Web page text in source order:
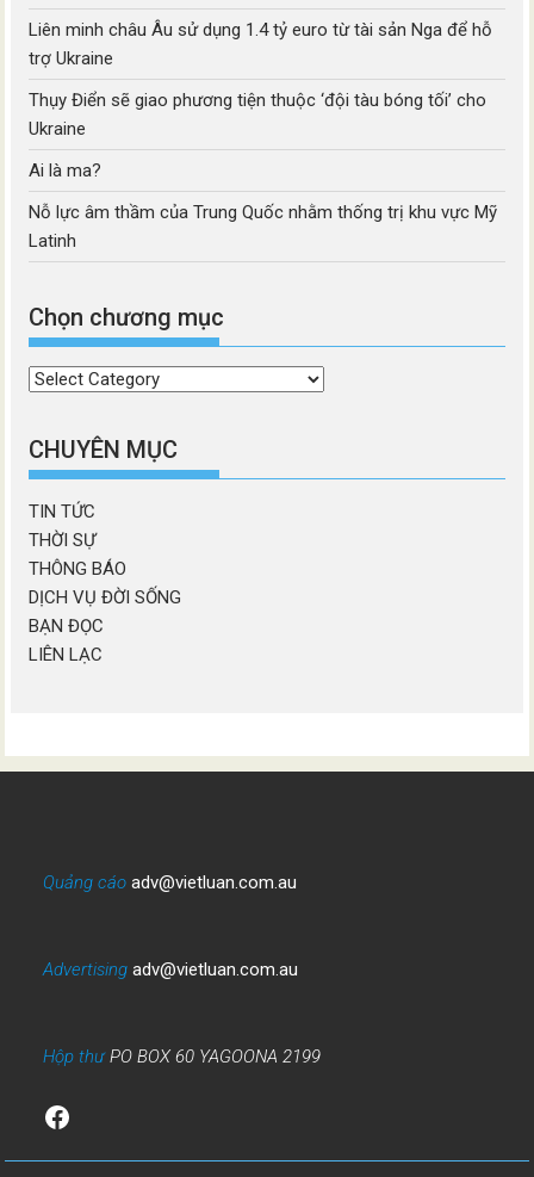
Liên minh châu Âu sử dụng 1.4 tỷ euro từ tài sản Nga để hỗ
trợ Ukraine
Thụy Điển sẽ giao phương tiện thuộc ‘đội tàu bóng tối’ cho
Ukraine
Ai là ma?
Nỗ lực âm thầm của Trung Quốc nhằm thống trị khu vực Mỹ
Latinh
Chọn chương mục
Chọn
mục
CHUYÊN MỤC
TIN TỨC
THỜI SỰ
THÔNG BÁO
DỊCH VỤ ĐỜI SỐNG
BẠN ĐỌC
LIÊN LẠC
Quảng cáo adv@vietluan.com.au
Advertising adv@vietluan.com.au
Hộp thưPO BOX 60 YAGOONA 2199
Facebook